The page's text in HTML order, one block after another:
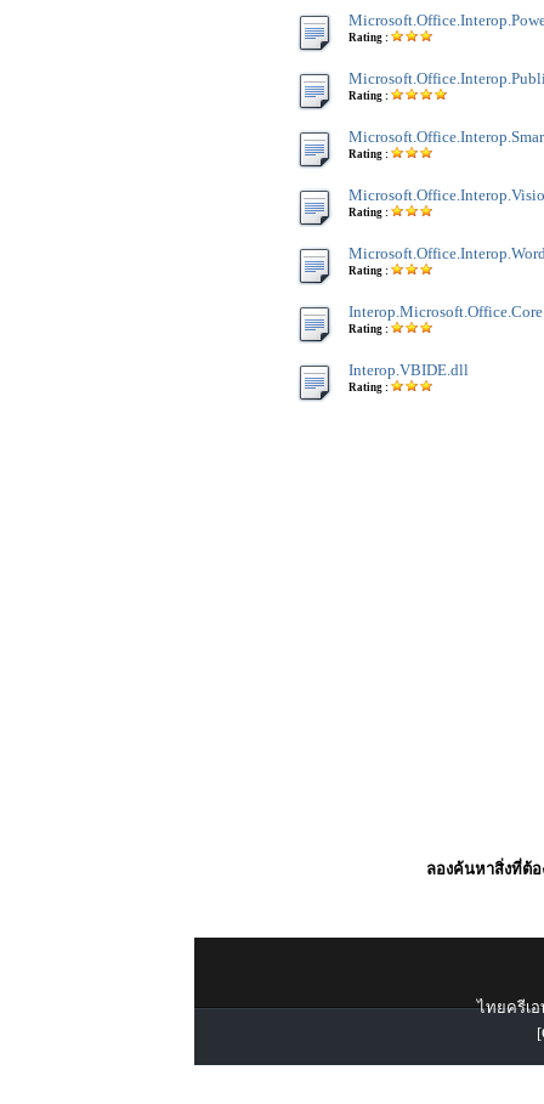
Rating :
Rating :
Rating :
Rating :
Rating :
Rating :
Interop.VBIDE.dll
Rating :
ลองค้นหาสิ่งที่ต้อ
ไทยครีเอ
[